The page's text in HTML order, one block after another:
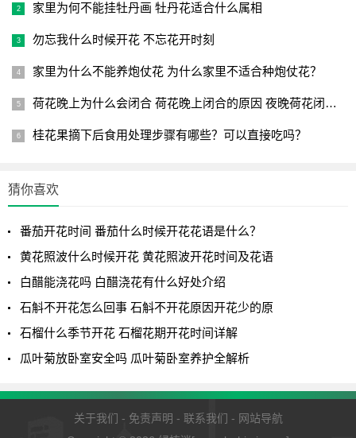
家里为何不能挂牡丹画 牡丹花适合什么属相
勿忘我什么时候开花 不忘花开时刻
家里为什么不能养炮仗花 为什么家里不适合种炮仗花？
荷花晚上为什么会闭合 荷花晚上闭合的原因 夜晚荷花闭合的原
桂花果摘下后食用处理步骤有哪些？可以直接吃吗？
猜你喜欢
番茄开花时间 番茄什么时候开花花语是什么？
黄花照波什么时候开花 黄花照波开花时间及花语
白醋能浇花吗 白醋浇花有什么好处介绍
石斛不开花怎么回事 石斛不开花原因开花少的原
石榴什么季节开花 石榴花期开花时间详解
瓜叶菊放卧室安全吗 瓜叶菊卧室养护全解析
关于我们 - 免责声明 - 联系我们 - 网站导航